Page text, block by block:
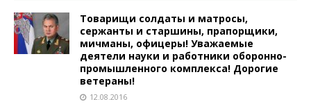
Товарищи солдаты и матросы,
сержанты и старшины, прапорщики,
мичманы, офицеры! Уважаемые
деятели науки и работники оборонно-
промышленного комплекса! Дорогие
ветераны!
12.08.2016